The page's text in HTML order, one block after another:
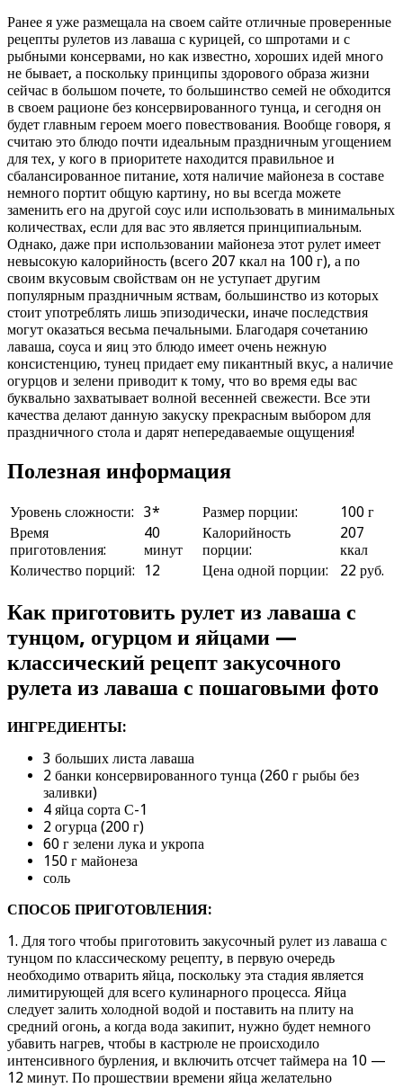
Ранее я уже размещала на своем сайте отличные проверенные
рецепты рулетов из лаваша с курицей, со шпротами и с
рыбными консервами, но как известно, хороших идей много
не бывает, а поскольку принципы здорового образа жизни
сейчас в большом почете, то большинство семей не обходится
в своем рационе без консервированного тунца, и сегодня он
будет главным героем моего повествования. Вообще говоря, я
считаю это блюдо почти идеальным праздничным угощением
для тех, у кого в приоритете находится правильное и
сбалансированное питание, хотя наличие майонеза в составе
немного портит общую картину, но вы всегда можете
заменить его на другой соус или использовать в минимальных
количествах, если для вас это является принципиальным.
Однако, даже при использовании майонеза этот рулет имеет
невысокую калорийность (всего 207 ккал на 100 г), а по
своим вкусовым свойствам он не уступает другим
популярным праздничным яствам, большинство из которых
стоит употреблять лишь эпизодически, иначе последствия
могут оказаться весьма печальными. Благодаря сочетанию
лаваша, соуса и яиц это блюдо имеет очень нежную
консистенцию, тунец придает ему пикантный вкус, а наличие
огурцов и зелени приводит к тому, что во время еды вас
буквально захватывает волной весенней свежести. Все эти
качества делают данную закуску прекрасным выбором для
праздничного стола и дарят непередаваемые ощущения!
Полезная информация
Уровень сложности: 3* Размер порции:
100 г
Время
приготовления:
40
минут
Калорийность
порции:
207
ккал
Количество порций:
12 Цена одной порции: 22 руб.
Как приготовить рулет из лаваша с
тунцом, огурцом и яйцами —
классический рецепт закусочного
рулета из лаваша с пошаговыми фото
ИНГРЕДИЕНТЫ:
3 больших листа лаваша
2 банки консервированного тунца (260 г рыбы без
заливки)
4 яйца сорта С-1
2 огурца (200 г)
60 г зелени лука и укропа
150 г майонеза
соль
СПОСОБ ПРИГОТОВЛЕНИЯ:
1. Для того чтобы приготовить закусочный рулет из лаваша с
тунцом по классическому рецепту, в первую очередь
необходимо отварить яйца, поскольку эта стадия является
лимитирующей для всего кулинарного процесса. Яйца
следует залить холодной водой и поставить на плиту на
средний огонь, а когда вода закипит, нужно будет немного
убавить нагрев, чтобы в кастрюле не происходило
интенсивного бурления, и включить отсчет таймера на 10 —
12 минут. По прошествии времени яйца желательно